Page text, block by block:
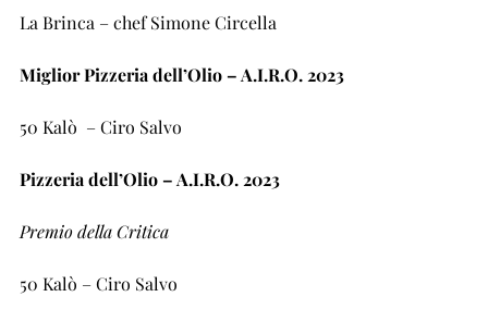
La Brinca – chef Simone Circella
Miglior Pizzeria dell’Olio – A.I.R.O. 2023
50 Kalò – Ciro Salvo
Pizzeria dell’Olio – A.I.R.O. 2023
Premio della Critica
50 Kalò – Ciro Salvo